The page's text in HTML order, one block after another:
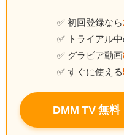
✅ 初回登録なら
✅ トライアル
✅ グラビア動画
✅ すぐに使える
DMM TV 無料